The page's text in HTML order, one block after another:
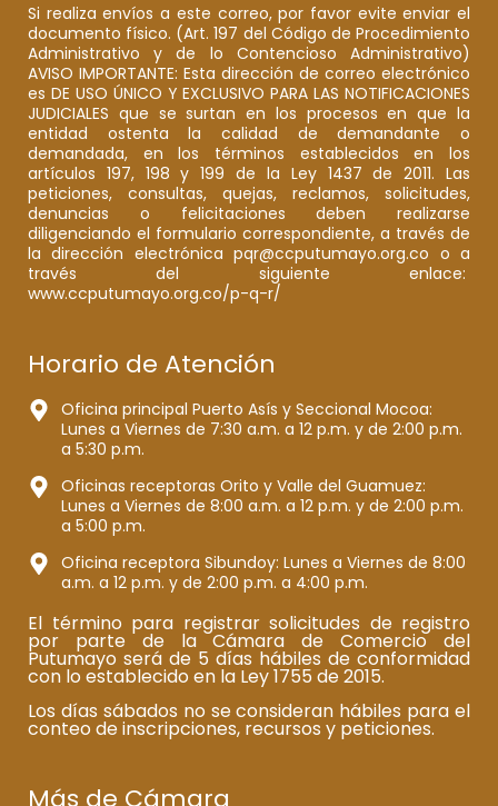
Si realiza envíos a este correo, por favor evite enviar el
documento físico. (Art. 197 del Código de Procedimiento
Administrativo y de lo Contencioso Administrativo)
AVISO IMPORTANTE: Esta dirección de correo electrónico
es DE USO ÚNICO Y EXCLUSIVO PARA LAS NOTIFICACIONES
JUDICIALES que se surtan en los procesos en que la
entidad ostenta la calidad de demandante o
demandada, en los términos establecidos en los
artículos 197, 198 y 199 de la Ley 1437 de 2011. Las
peticiones, consultas, quejas, reclamos, solicitudes,
denuncias o felicitaciones deben realizarse
diligenciando el formulario correspondiente, a través de
la dirección electrónica pqr@ccputumayo.org.co o a
través del siguiente enlace:
www.ccputumayo.org.co/p-q-r/
Horario de Atención
Oficina principal Puerto Asís y Seccional Mocoa:
Lunes a Viernes de 7:30 a.m. a 12 p.m. y de 2:00 p.m.
a 5:30 p.m.
Oficinas receptoras Orito y Valle del Guamuez:
Lunes a Viernes de 8:00 a.m. a 12 p.m. y de 2:00 p.m.
a 5:00 p.m.
Oficina receptora Sibundoy: Lunes a Viernes de 8:00
a.m. a 12 p.m. y de 2:00 p.m. a 4:00 p.m.
El término para registrar solicitudes de registro
por parte de la Cámara de Comercio del
Putumayo será de 5 días hábiles de conformidad
con lo establecido en la Ley 1755 de 2015.
Los días sábados no se consideran hábiles para el
conteo de inscripciones, recursos y peticiones.
Más de Cámara